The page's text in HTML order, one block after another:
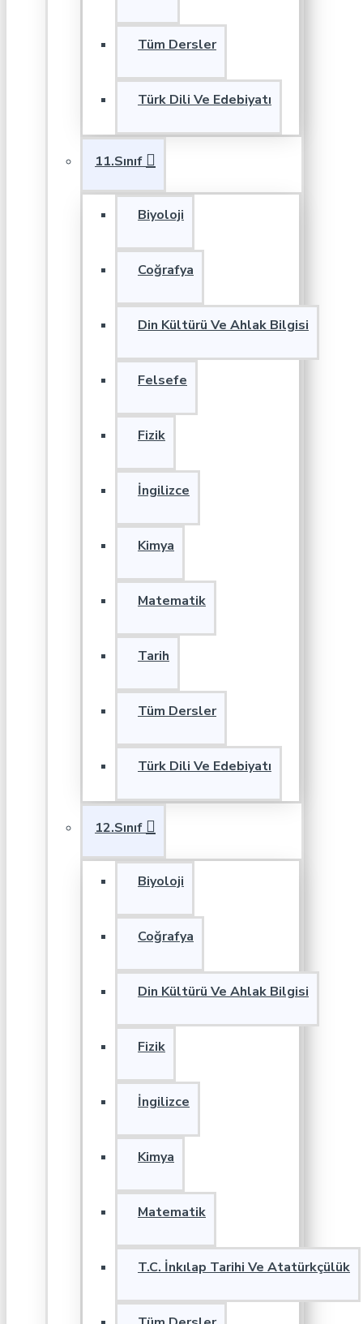
Tüm Dersler
Türk Dili Ve Edebiyatı
11.Sınıf
Biyoloji
Coğrafya
Din Kültürü Ve Ahlak Bilgisi
Felsefe
Fizik
İngilizce
Kimya
Matematik
Tarih
Tüm Dersler
Türk Dili Ve Edebiyatı
12.Sınıf
Biyoloji
Coğrafya
Din Kültürü Ve Ahlak Bilgisi
Fizik
İngilizce
Kimya
Matematik
T.C. İnkılap Tarihi Ve Atatürkçülük